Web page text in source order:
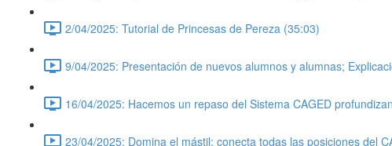
2/04/2025: Tutorial de Princesas de Pereza (35:03)
9/04/2025: Presentación de nuevos alumnos y alumnas;
16/04/2025: Hacemos un repaso del Sistema CAGED
23/04/2025: Domina el mástil: conecta todas las posiciones del